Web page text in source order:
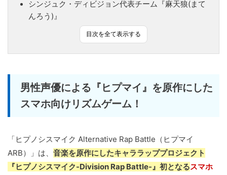
シンジュク・ディビジョン代表チーム『麻天狼(まて
んろう)』
目次を全て表示する
男性声優による『ヒプマイ』を原作にした
スマホ向けリズムゲーム！
「ヒプノシスマイク Alternative Rap Battle（ヒプマイ
ARB）」は、 音楽を原作にしたキャララッププロジェクト
『ヒプノシスマイク-Division Rap Battle-』初となるスマホ